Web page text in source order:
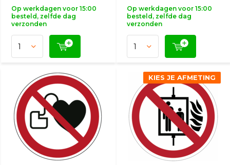
Op werkdagen voor 15:00
besteld, zelfde dag
verzonden
Op werkdagen voor 15:00
besteld, zelfde dag
verzonden
KIES JE AFMETING